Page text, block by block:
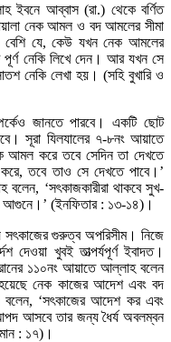
ইবনে আব্বাস (রা.) থেকে বর্ণিত
নেক আমল ও বদ আমলের সীমা
বেশি যে, কেউ যখন নেক আমলের
পূর্ণ নেকি লিখে দেন। আর যখন সে
নেকি লেখা হয়। (সহি বুখারি ও
জানতে পারবে। একটি ছোট
সূরা যিলযালের ৭-৮নং আয়াতে
আমল করে তবে সেদিন তা দেখতে
তবে তাও সে দেখতে পাবে।’
বলেন, ‘সৎকাজকারীরা থাকবে সুখ-
আগুনে।’ (ইনফিতার : ১৩-১৪)।
সৎকাজের গুরুত্ব অপরিসীম। নিজে
দেওয়া খুবই তাত্পর্যপূর্ণ ইবাদত।
১১০নং আয়াতে আল্লাহ বলেন
নেক কাজের আদেশ এবং বদ
বলেন, ‘সৎকাজের আদেশ কর এবং
আসবে তার জন্য ধৈর্য অবলম্বন
: ১৭)।